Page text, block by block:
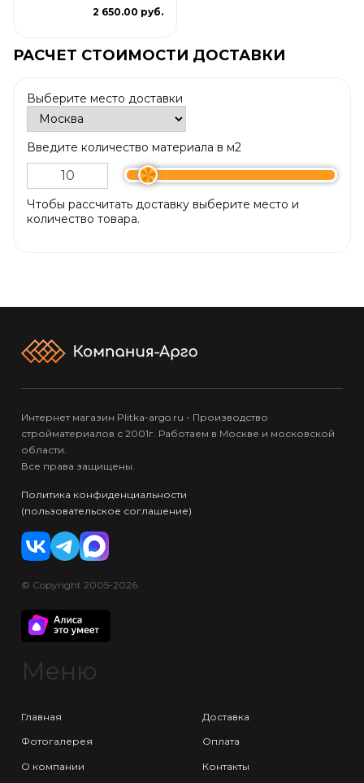
2 650.00 руб.
РАСЧЕТ СТОИМОСТИ ДОСТАВКИ
Выберите место доставки
Введите количество материала в м2
Чтобы рассчитать доставку выберите место и
количество товара.
Интернет магазин Plitka-argo.ru - Производство
стройматериалов с 2001г. Работаем в Москве и московской
области.
Все права защищены.
Политика конфиденциальности
(пользовательское соглашение)
© Copyright 2005-2026
Меню
Главная
Фотогалерея
О компании
Доставка
Оплата
Контакты